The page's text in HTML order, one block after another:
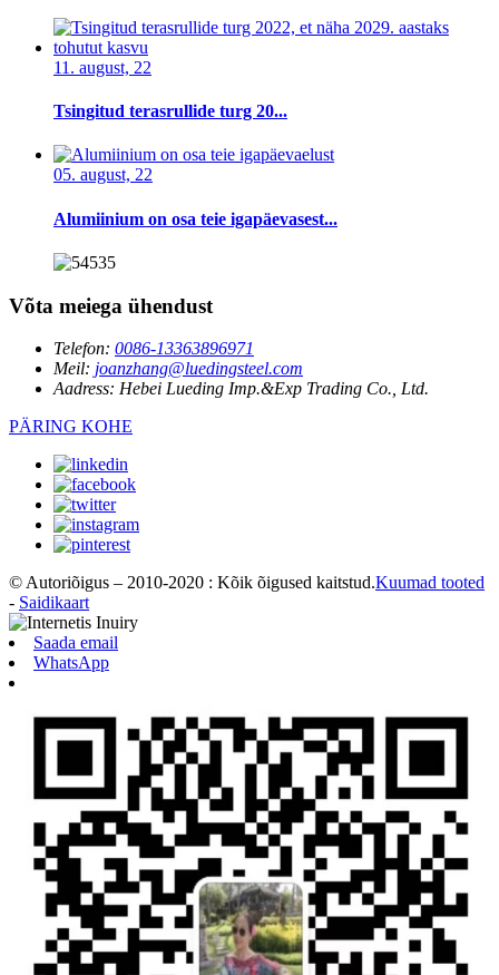
11. august, 22
Tsingitud terasrullide turg 20...
05. august, 22
Alumiinium on osa teie igapäevasest...
Võta meiega ühendust
Telefon: 0086-13363896971
Meil: joanzhang@luedingsteel.com
Aadress: Hebei Lueding Imp.&Exp Trading Co., Ltd.
PÄRING KOHE
© Autoriõigus – 2010-2020 : Kõik õigused kaitstud.Kuumad tooted
- Saidikaart
Saada email
WhatsApp